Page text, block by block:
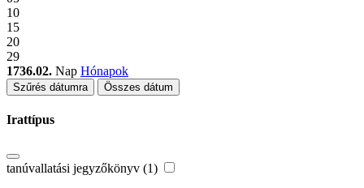
10
15
20
29
1736.02. Nap Hónapok
Szűrés dátumra Összes dátum
Irattípus
tanúvallatási jegyzőkönyv (1)